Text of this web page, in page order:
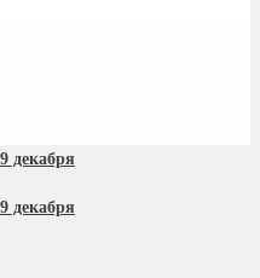
декабря
декабря